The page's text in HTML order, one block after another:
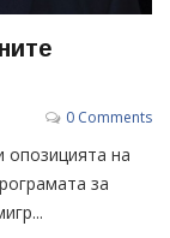
0 Comments
опозицията на
за